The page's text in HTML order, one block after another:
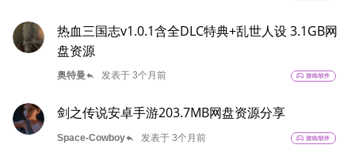
热血三国志v1.0.1含全DLC特典+乱世人设 3.1GB网
盘资源
奥特曼reply 发表于 3个月前 sports_esports 游戏/软件
剑之传说安卓手游203.7MB网盘资源分享
Space-Cowboyreply 发表于 3个月前 sports_esports 游戏/软件